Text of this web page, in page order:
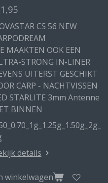
CS 56 NEW
MAAKTEN OOK EEN
STRONG IN-LINER
UITERST GESCHIKT
CARP - NACHTVISSEN
STARLITE 3mm Antenne
BINNEN
details
winkelwagen